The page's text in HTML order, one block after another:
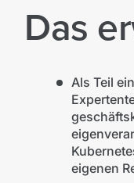
Das
Als Teil
eigenen